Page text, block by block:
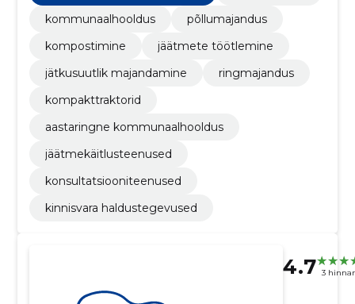
kommunaalhooldus
põllumajandus
kompostimine
jäätmete töötlemine
jätkusuutlik majandamine
ringmajandus
kompakttraktorid
aastaringne kommunaalhooldus
jäätmekäitlusteenused
konsultatsiooniteenused
kinnisvara haldustegevused
4.7 3